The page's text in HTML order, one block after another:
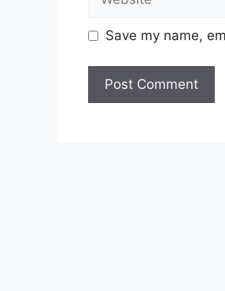
Save my name,